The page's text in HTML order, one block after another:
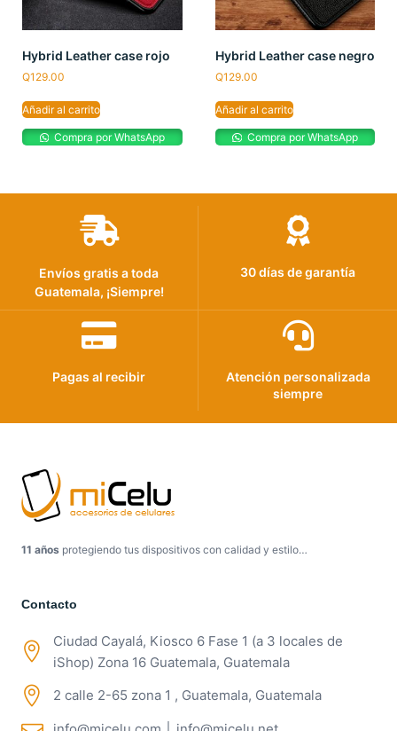
Hybrid Leather case rojo
Q129.00
Añadir al carrito
Compra por WhatsApp
Hybrid Leather case negro
Q129.00
Añadir al carrito
Compra por WhatsApp
Envíos gratis a toda
Guatemala, ¡Siempre!
30 días de garantía
Pagas al recibir
Atención personalizada
siempre
11 años protegiendo tus dispositivos con calidad y estilo…
Contacto
Ciudad Cayalá, Kiosco 6 Fase 1 (a 3 locales de
iShop) Zona 16 Guatemala, Guatemala
2 calle 2-65 zona 1 , Guatemala, Guatemala